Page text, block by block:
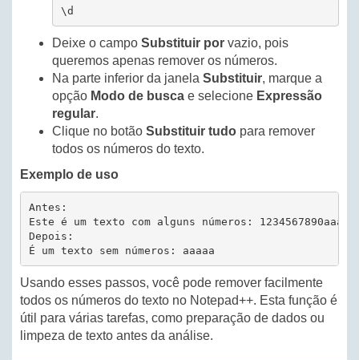
\d
Deixe o campo Substituir por vazio, pois
queremos apenas remover os números.
Na parte inferior da janela Substituir, marque a
opção Modo de busca e selecione Expressão
regular.
Clique no botão Substituir tudo para remover
todos os números do texto.
Exemplo de uso
Antes:
Este é um texto com alguns números: 1234567890aaaaa
Depois:
É um texto sem números: aaaaa
Usando esses passos, você pode remover facilmente
todos os números do texto no Notepad++. Esta função é
útil para várias tarefas, como preparação de dados ou
limpeza de texto antes da análise.